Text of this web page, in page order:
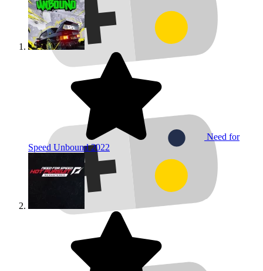
Need for
Speed Unbound2022